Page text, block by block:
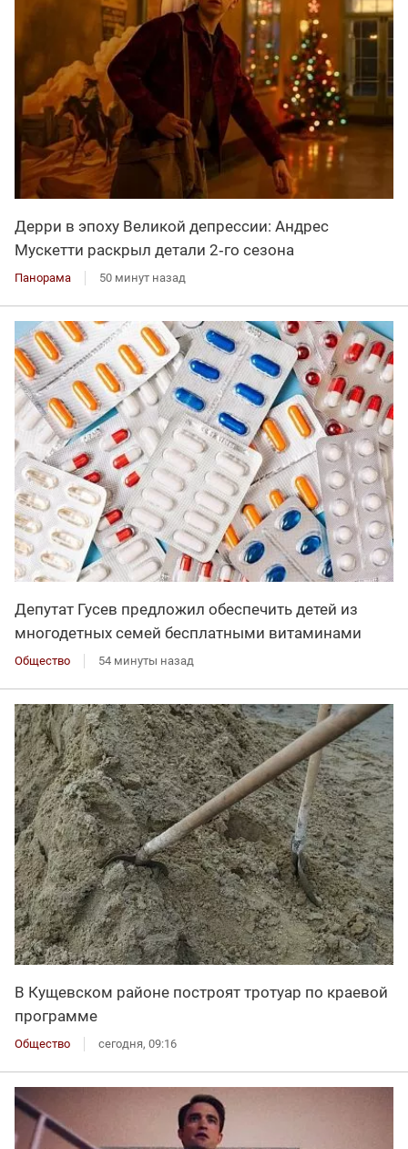
Дерри в эпоху Великой депрессии: Андрес
Мускетти раскрыл детали 2‑го сезона
Панорама 50 минут назад
Депутат Гусев предложил обеспечить детей из
многодетных семей бесплатными витаминами
Общество 54 минуты назад
В Кущевском районе построят тротуар по краевой
программе
Общество сегодня, 09:16